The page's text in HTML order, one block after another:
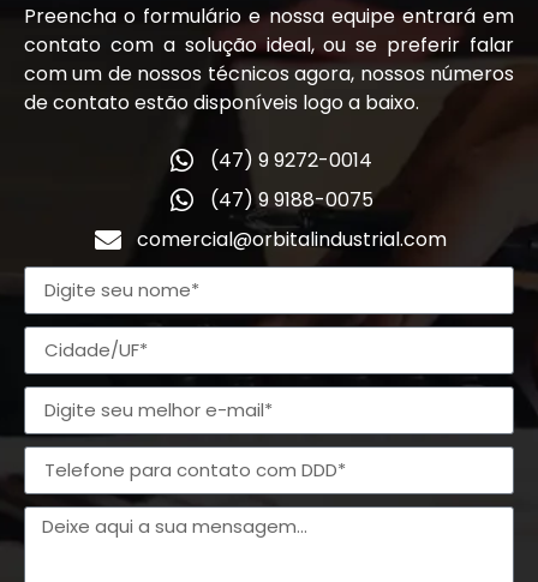
Preencha o formulário e nossa equipe entrará em
contato com a solução ideal, ou se preferir falar
com um de nossos técnicos agora, nossos números
de contato estão disponíveis logo a baixo.
(47) 9 9272-0014
(47) 9 9188-0075
comercial@orbitalindustrial.com